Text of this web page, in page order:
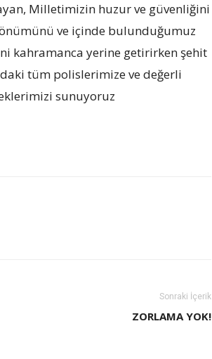
Milletimizin huzur ve güvenliğini
ve içinde bulunduğumuz
kahramanca yerine getirirken şehit
tüm polislerimize ve değerli
sunuyoruz
Sonraki İçerik
ZORLAMA YOK!